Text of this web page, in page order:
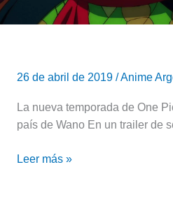
26 de abril de 2019 /Anime
La nueva temporada de One
país de Wano En un trailer de
temporada
One
Piece:
este
Leer más »